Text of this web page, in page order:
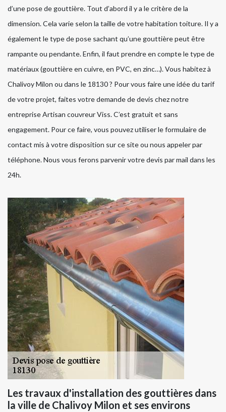
d’une pose de gouttière. Tout d’abord il y a le critère de la
dimension. Cela varie selon la taille de votre habitation toiture. Il y a
également le type de pose sachant qu’une gouttière peut être
rampante ou pendante. Enfin, il faut prendre en compte le type de
matériaux (gouttière en cuivre, en PVC, en zinc…). Vous habitez à
Chalivoy Milon ou dans le 18130 ? Pour vous faire une idée du tarif
de votre projet, faites votre demande de devis chez notre
entreprise Artisan couvreur Viss. C’est gratuit et sans
engagement. Pour ce faire, vous pouvez utiliser le formulaire de
contact mis à votre disposition sur ce site ou nous appeler par
téléphone. Nous vous ferons parvenir votre devis par mail dans les
24h.
Les travaux d'installation des gouttières dans
la ville de Chalivoy Milon et ses environs